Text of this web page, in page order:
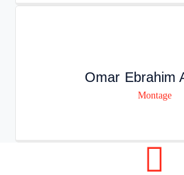
Omar Ebrahim
Montage